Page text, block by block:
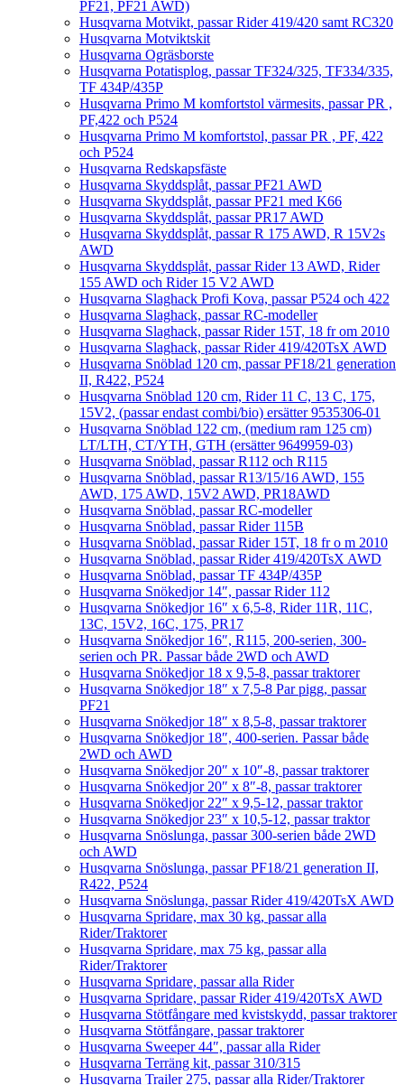
PF21, PF21 AWD)
Husqvarna Motvikt, passar Rider 419/420 samt RC320
Husqvarna Motviktskit
Husqvarna Ogräsborste
Husqvarna Potatisplog, passar TF324/325, TF334/335,
TF 434P/435P
Husqvarna Primo M komfortstol värmesits, passar PR ,
PF,422 och P524
Husqvarna Primo M komfortstol, passar PR , PF, 422
och P524
Husqvarna Redskapsfäste
Husqvarna Skyddsplåt, passar PF21 AWD
Husqvarna Skyddsplåt, passar PF21 med K66
Husqvarna Skyddsplåt, passar PR17 AWD
Husqvarna Skyddsplåt, passar R 175 AWD, R 15V2s
AWD
Husqvarna Skyddsplåt, passar Rider 13 AWD, Rider
155 AWD och Rider 15 V2 AWD
Husqvarna Slaghack Profi Kova, passar P524 och 422
Husqvarna Slaghack, passar RC-modeller
Husqvarna Slaghack, passar Rider 15T, 18 fr om 2010
Husqvarna Slaghack, passar Rider 419/420TsX AWD
Husqvarna Snöblad 120 cm, passar PF18/21 generation
II, R422, P524
Husqvarna Snöblad 120 cm, Rider 11 C, 13 C, 175,
15V2, (passar endast combi/bio) ersätter 9535306-01
Husqvarna Snöblad 122 cm, (medium ram 125 cm)
LT/LTH, CT/YTH, GTH (ersätter 9649959-03)
Husqvarna Snöblad, passar R112 och R115
Husqvarna Snöblad, passar R13/15/16 AWD, 155
AWD, 175 AWD, 15V2 AWD, PR18AWD
Husqvarna Snöblad, passar RC-modeller
Husqvarna Snöblad, passar Rider 115B
Husqvarna Snöblad, passar Rider 15T, 18 fr o m 2010
Husqvarna Snöblad, passar Rider 419/420TsX AWD
Husqvarna Snöblad, passar TF 434P/435P
Husqvarna Snökedjor 14″, passar Rider 112
Husqvarna Snökedjor 16″ x 6,5-8, Rider 11R, 11C,
13C, 15V2, 16C, 175, PR17
Husqvarna Snökedjor 16″, R115, 200-serien, 300-
serien och PR. Passar både 2WD och AWD
Husqvarna Snökedjor 18 x 9,5-8, passar traktorer
Husqvarna Snökedjor 18″ x 7,5-8 Par pigg, passar
PF21
Husqvarna Snökedjor 18″ x 8,5-8, passar traktorer
Husqvarna Snökedjor 18″, 400-serien. Passar både
2WD och AWD
Husqvarna Snökedjor 20″ x 10″-8, passar traktorer
Husqvarna Snökedjor 20″ x 8″-8, passar traktorer
Husqvarna Snökedjor 22″ x 9,5-12, passar traktor
Husqvarna Snökedjor 23″ x 10,5-12, passar traktor
Husqvarna Snöslunga, passar 300-serien både 2WD
och AWD
Husqvarna Snöslunga, passar PF18/21 generation II,
R422, P524
Husqvarna Snöslunga, passar Rider 419/420TsX AWD
Husqvarna Spridare, max 30 kg, passar alla
Rider/Traktorer
Husqvarna Spridare, max 75 kg, passar alla
Rider/Traktorer
Husqvarna Spridare, passar alla Rider
Husqvarna Spridare, passar Rider 419/420TsX AWD
Husqvarna Stötfångare med kvistskydd, passar traktorer
Husqvarna Stötfångare, passar traktorer
Husqvarna Sweeper 44″, passar alla Rider
Husqvarna Terräng kit, passar 310/315
Husqvarna Trailer 275, passar alla Rider/Traktorer